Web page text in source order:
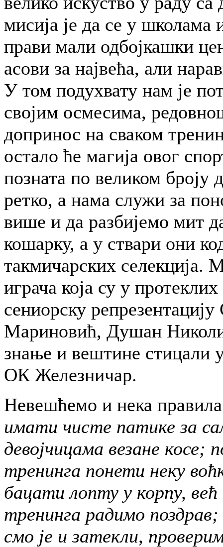
мисија је да се у школама
прави мали одбојкашки
асови за највећа, али
У том подухвату нам је
својим осмесима,
допринос на сваком
остало ће магија овог
позната по великом броју
ретко, а нама служи за
више и да разбијемо мит
кошарку, а у ствари они
такмичарских селекција.
играча која су у
сениорску
Мариновић, Душан
знање и вештине стицали
ОК Железничар.
Невешћемо и нека
имати чисте патике за
девојчицама везане
тренинга понети неку
бацати лопту у корпу,
тренинга радимо
смо је и затекли,